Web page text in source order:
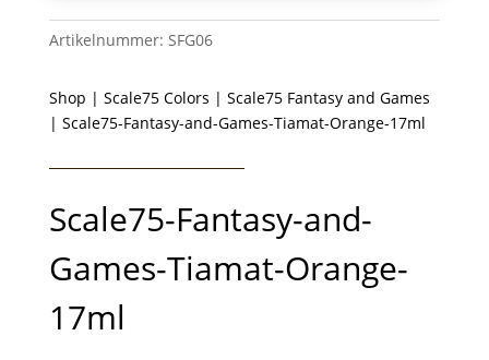
Artikelnummer: SFG06
Shop | Scale75 Colors | Scale75 Fantasy and Games
| Scale75-Fantasy-and-Games-Tiamat-Orange-17ml
Scale75-Fantasy-and-
Games-Tiamat-Orange-
17ml